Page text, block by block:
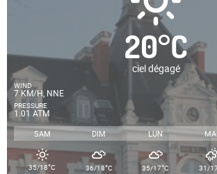
20°C
ciel dégagé
WIND
7 KM/H, NNE
PRESSURE
1.01 ATM
SAM DIM LUN
35/18°C 36/18°C 35/17°C 31/